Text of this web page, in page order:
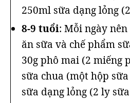
250ml sữa dạng lỏng
8-9 tuổi: Mỗi ngày
ăn sữa và chế phẩm
30g phô mai (2 miếng
sữa chua (một hộp
sữa dạng lỏng (2 ly